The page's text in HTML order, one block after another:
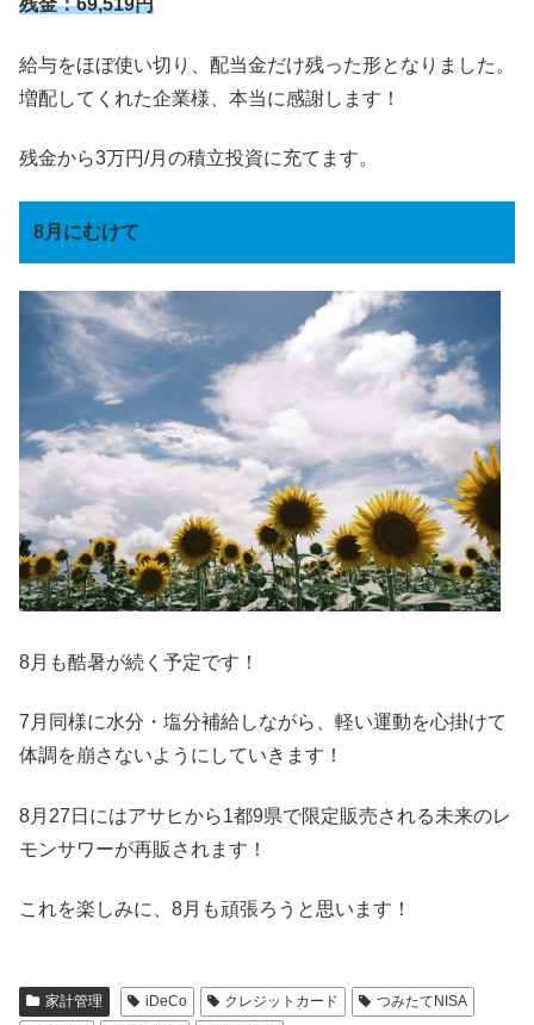
残金：69,519円
給与をほぼ使い切り、配当金だけ残った形となりました。
増配してくれた企業様、本当に感謝します！
残金から3万円/月の積立投資に充てます。
8月にむけて
8月も酷暑が続く予定です！
7月同様に水分・塩分補給しながら、軽い運動を心掛けて
体調を崩さないようにしていきます！
8月27日にはアサヒから1都9県で限定販売される未来のレ
モンサワーが再販されます！
これを楽しみに、8月も頑張ろうと思います！
家計管理 iDeCo クレジットカード
つみたてNISA